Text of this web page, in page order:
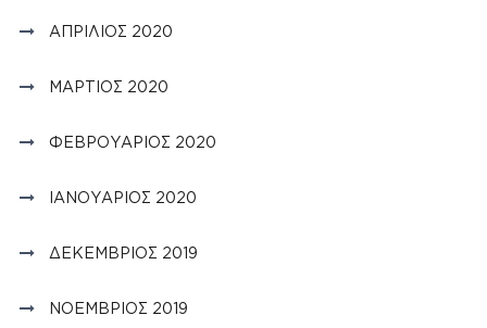
ΑΠΡΊΛΙΟΣ 2020
ΜΆΡΤΙΟΣ 2020
ΦΕΒΡΟΥΆΡΙΟΣ 2020
ΙΑΝΟΥΆΡΙΟΣ 2020
ΔΕΚΈΜΒΡΙΟΣ 2019
ΝΟΈΜΒΡΙΟΣ 2019